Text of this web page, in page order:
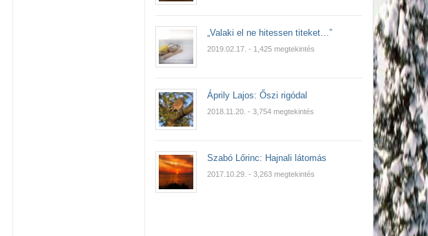
„Valaki el ne hitessen titeket…”
2019.02.17. - 1,425 megtekintés
Áprily Lajos: Őszi rigódal
2018.11.20. - 3,754 megtekintés
Szabó Lőrinc: Hajnali látomás
2017.10.29. - 3,263 megtekintés